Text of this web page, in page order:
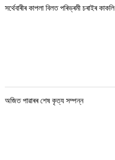
সৰ্থেবাৰীৰ কাপলা বিলত পৰিভ্ৰমী চৰাইৰ কাকলি
অজিত পাৱাৰৰ শেষ কৃত্য সম্পন্ন